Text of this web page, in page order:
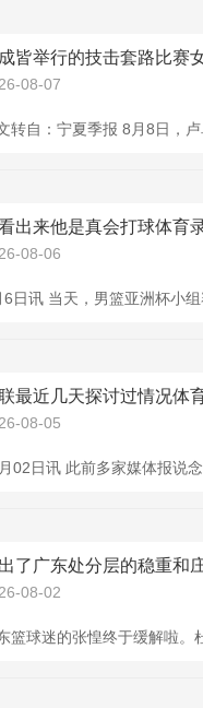
08-07
出来他是真会打球体育
08-06
最近几天探讨过情况体
08-05
了广东处分层的稳重和
08-02